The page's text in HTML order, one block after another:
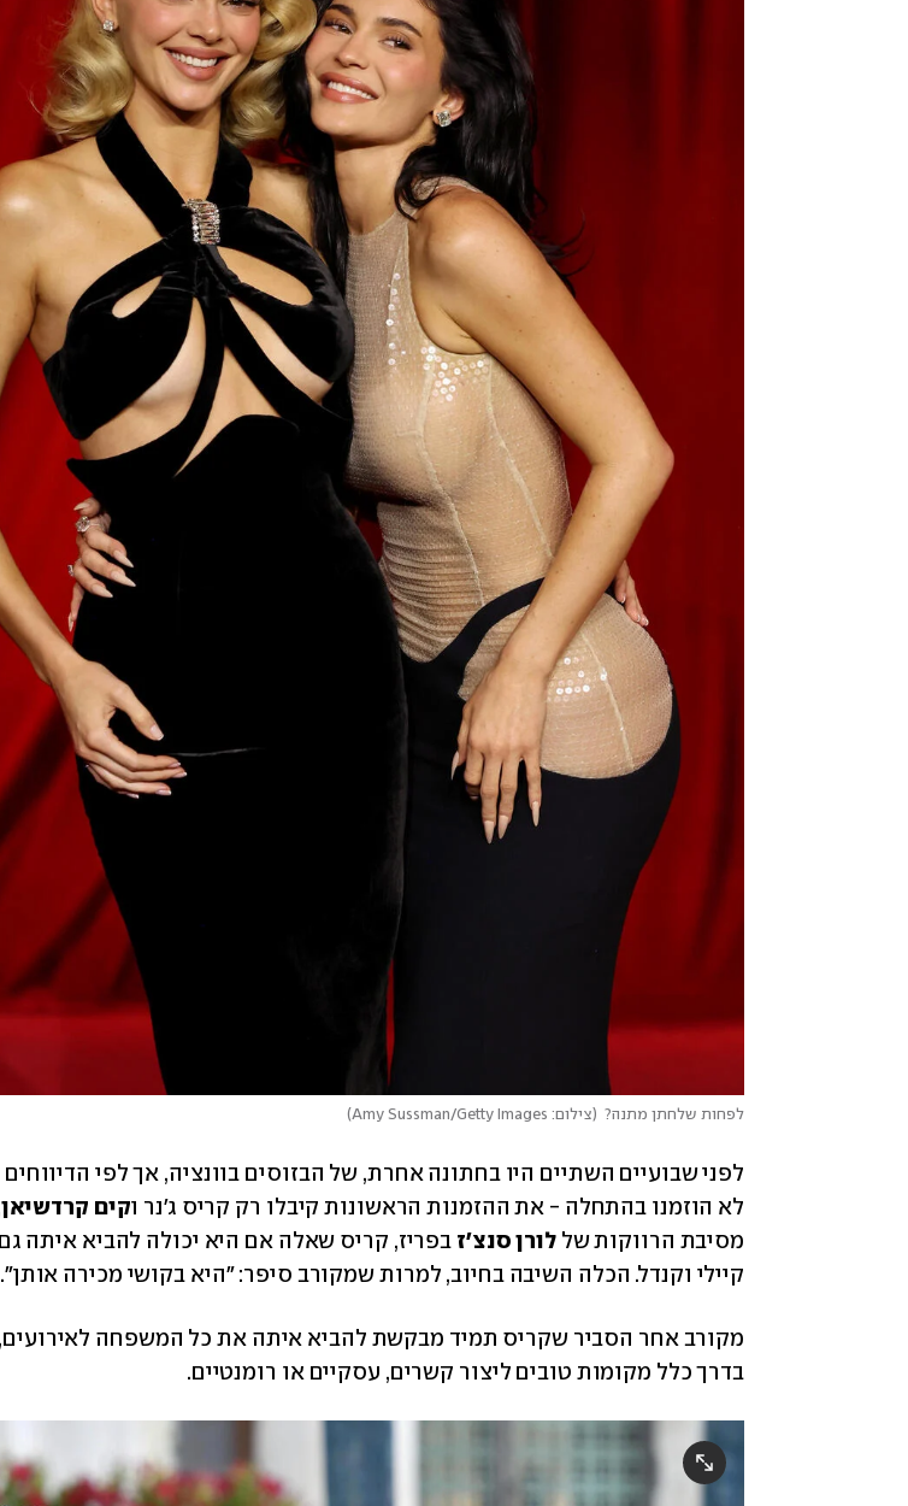
לפחות שלחתן מתנה? (צילום: Amy Sussman/Getty Images )
לא הוזמנו בהתחלה - את ההזמנות הראשונות קיבלו רק קריס ג'נר וקים קרדשיאן
מסיבת הרווקות של לורן סנצ'ז
קיילי וקנדל. הכלה השיבה בחיוב, למרות שמקורב סיפר: "היא בקושי מכירה אותן".
בדרך כלל מקומות טובים ליצור קשרים, עסקיים או רומנטיים.